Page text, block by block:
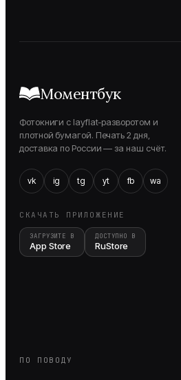
Моментбук
Фотокниги с layflat-разворотом и
плотной бумагой. Печать 2 дня,
доставка по России — за наш счёт.
vk ig tg yt fb wa
СКАЧАТЬ ПРИЛОЖЕНИЕ
ЗАГРУЗИТЕ В
App Store
ДОСТУПНО В
RuStore
ПО ПОВОДУ